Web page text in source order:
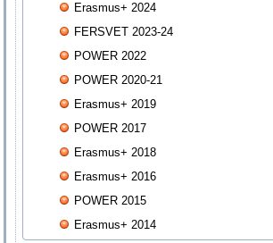
Erasmus+ 2024
FERSVET 2023-24
POWER 2022
POWER 2020-21
Erasmus+ 2019
POWER 2017
Erasmus+ 2018
Erasmus+ 2016
POWER 2015
Erasmus+ 2014